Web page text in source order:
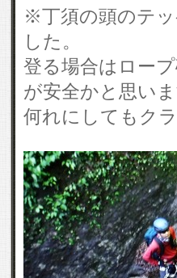
※丁須の頭のテ
した。
登る場合はロー
が安全かと思い
何れにしてもク